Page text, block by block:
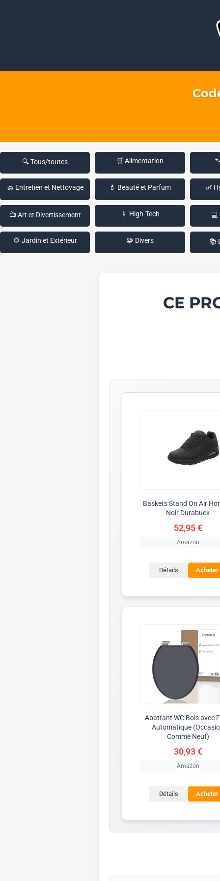
🔍 Tous/toutes 🛒 Alimentation
🧽 Entretien et Nettoyage 💄 Beauté et Parfum 🌿
📺 Art et Divertissement 📱 High-Tech 💻
🌻 Jardin et Extérieur 🧩 Divers 📚
CE
Baskets Stand On Air
Noir Durabuck
52,95 €
Amazon
Détails Acheter
Abattant WC Bois avec
Automatique
Comme Neuf)
30,93 €
Amazon
Détails Acheter